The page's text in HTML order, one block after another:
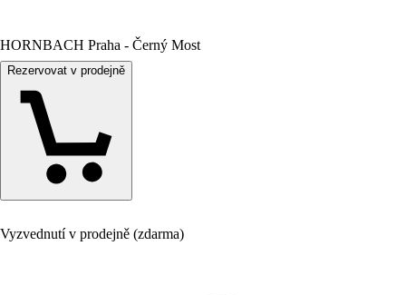
HORNBACH Praha - Černý Most
Rezervovat v prodejně
Vyzvednutí v prodejně (zdarma)